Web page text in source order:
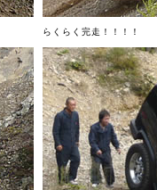
らくらく完走！！！！